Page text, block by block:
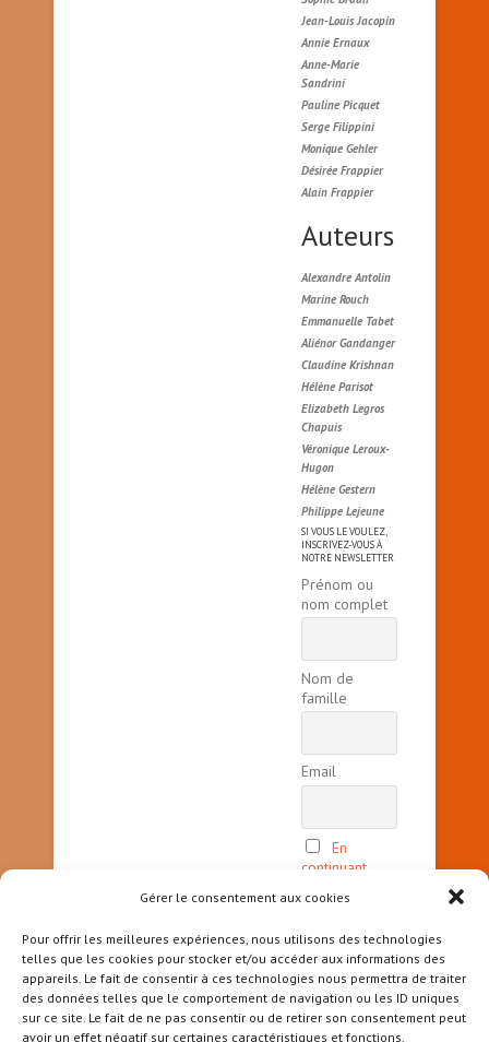
Gérer le consentement aux cookies
Pour offrir les meilleures expériences, nous utilisons des technologies
telles que les cookies pour stocker et/ou accéder aux informations des
appareils. Le fait de consentir à ces technologies nous permettra de traiter
des données telles que le comportement de navigation ou les ID uniques
sur ce site. Le fait de ne pas consentir ou de retirer son consentement peut
avoir un effet négatif sur certaines caractéristiques et fonctions.
Jean-Louis Jacopin
Annie Ernaux
Anne-Marie
Sandrini
Pauline Picquet
Serge Filippini
Monique Gehler
Désirée Frappier
Alain Frappier
Auteurs
Alexandre Antolin
Marine Rouch
Emmanuelle Tabet
Aliénor Gandanger
Claudine Krishnan
Hélène Parisot
Elizabeth Legros
Chapuis
Véronique Leroux-
Hugon
Hélène Gestern
Philippe Lejeune
SI VOUS LE VOULEZ,
INSCRIVEZ-VOUS À
NOTRE NEWSLETTER
Prénom ou
nom complet
Nom de
famille
Email
En
continuant,
la politique
confidentialité